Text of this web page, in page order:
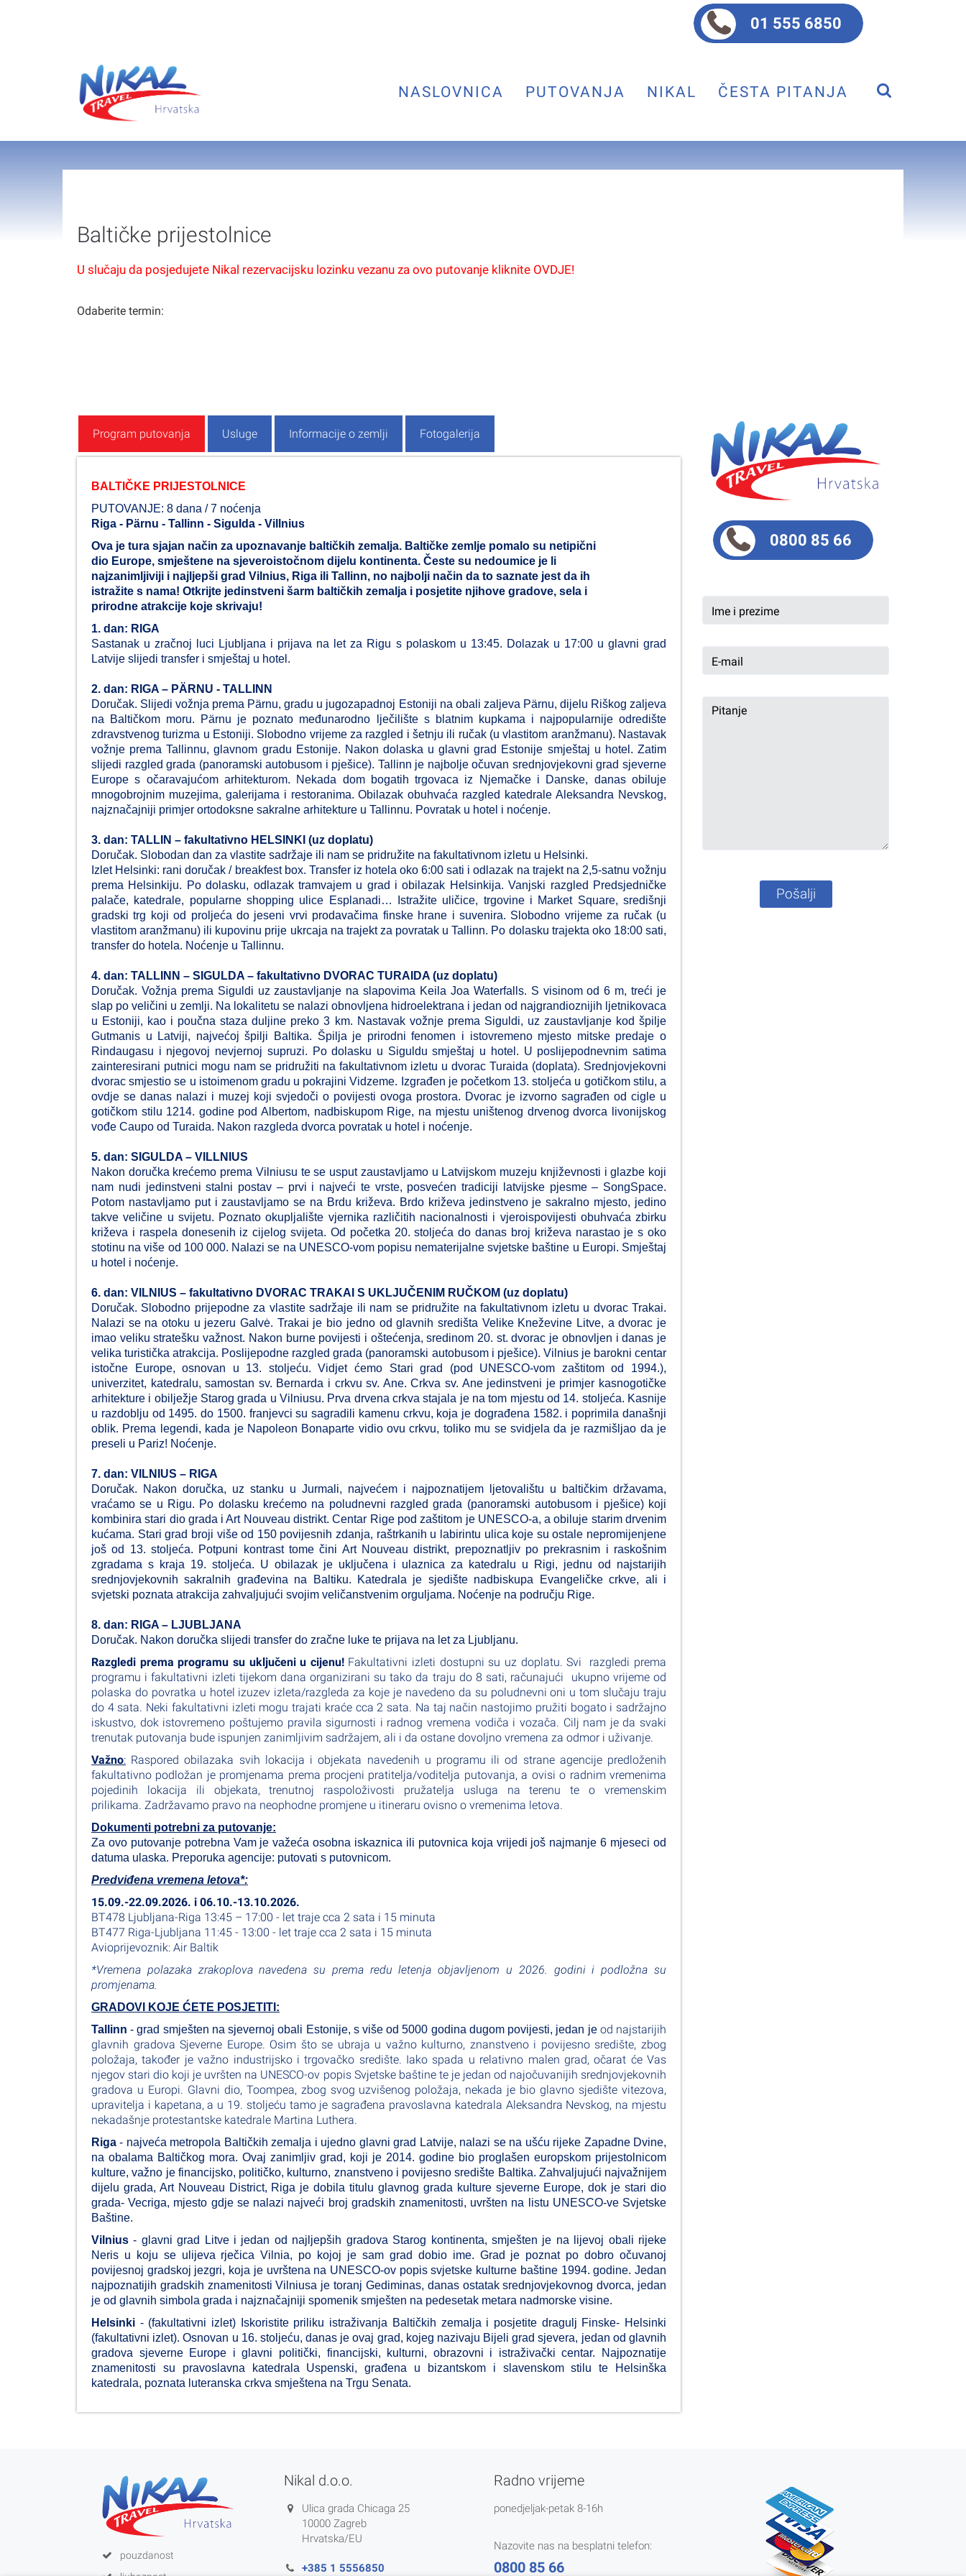
01 555 6850
NASLOVNICA PUTOVANJA NIKAL ČESTA PITANJA
Baltičke prijestolnice
U slučaju da posjedujete Nikal rezervacijsku lozinku vezanu za ovo putovanje kliknite OVDJE!
Odaberite termin:
Program putovanja Usluge Informacije o zemlji Fotogalerija
BALTIČKE PRIJESTOLNICE
PUTOVANJE: 8 dana / 7 noćenja
Riga - Pärnu - Tallinn - Sigulda - Villnius
Ova je tura sjajan način za upoznavanje baltičkih zemalja. Baltičke zemlje pomalo su netipični
dio Europe, smještene na sjeveroistočnom dijelu kontinenta. Česte su nedoumice je li
najzanimljiviji i najljepši grad Vilnius, Riga ili Tallinn, no najbolji način da to saznate jest da ih
istražite s nama! Otkrijte jedinstveni šarm baltičkih zemalja i posjetite njihove gradove, sela i
prirodne atrakcije koje skrivaju!
1. dan: RIGA
Sastanak u zračnoj luci Ljubljana i prijava na let za Rigu s polaskom u 13:45. Dolazak u 17:00 u glavni grad
Latvije slijedi transfer i smještaj u hotel.
2. dan: RIGA – PÄRNU - TALLINN
Doručak. Slijedi vožnja prema Pärnu, gradu u jugozapadnoj Estoniji na obali zaljeva Pärnu, dijelu Riškog zaljeva
na Baltičkom moru. Pärnu je poznato međunarodno lječilište s blatnim kupkama i najpopularnije odredište
zdravstvenog turizma u Estoniji. Slobodno vrijeme za razgled i šetnju ili ručak (u vlastitom aranžmanu). Nastavak
vožnje prema Tallinnu, glavnom gradu Estonije. Nakon dolaska u glavni grad Estonije smještaj u hotel. Zatim
slijedi razgled grada (panoramski autobusom i pješice). Tallinn je najbolje očuvan srednjovjekovni grad sjeverne
Europe s očaravajućom arhitekturom. Nekada dom bogatih trgovaca iz Njemačke i Danske, danas obiluje
mnogobrojnim muzejima, galerijama i restoranima. Obilazak obuhvaća razgled katedrale Aleksandra Nevskog,
najznačajniji primjer ortodoksne sakralne arhitekture u Tallinnu. Povratak u hotel i noćenje.
3. dan: TALLIN – fakultativno HELSINKI (uz doplatu)
Doručak. Slobodan dan za vlastite sadržaje ili nam se pridružite na fakultativnom izletu u Helsinki.
Izlet Helsinki: rani doručak / breakfest box. Transfer iz hotela oko 6:00 sati i odlazak na trajekt na 2,5-satnu vožnju
prema Helsinkiju. Po dolasku, odlazak tramvajem u grad i obilazak Helsinkija. Vanjski razgled Predsjedničke
palače, katedrale, popularne shopping ulice Esplanadi… Istražite uličice, trgovine i Market Square, središnji
gradski trg koji od proljeća do jeseni vrvi prodavačima finske hrane i suvenira. Slobodno vrijeme za ručak (u
vlastitom aranžmanu) ili kupovinu prije ukrcaja na trajekt za povratak u Tallinn. Po dolasku trajekta oko 18:00 sati,
transfer do hotela. Noćenje u Tallinnu.
4. dan: TALLINN – SIGULDA – fakultativno DVORAC TURAIDA (uz doplatu)
Doručak. Vožnja prema Siguldi uz zaustavljanje na slapovima Keila Joa Waterfalls. S visinom od 6 m, treći je
slap po veličini u zemlji. Na lokalitetu se nalazi obnovljena hidroelektrana i jedan od najgrandioznijih ljetnikovaca
u Estoniji, kao i poučna staza duljine preko 3 km. Nastavak vožnje prema Siguldi, uz zaustavljanje kod špilje
Gutmanis u Latviji, najvećoj špilji Baltika. Špilja je prirodni fenomen i istovremeno mjesto mitske predaje o
Rindaugasu i njegovoj nevjernoj supruzi. Po dolasku u Siguldu smještaj u hotel. U poslijepodnevnim satima
zainteresirani putnici mogu nam se pridružiti na fakultativnom izletu u dvorac Turaida (doplata). Srednjovjekovni
dvorac smjestio se u istoimenom gradu u pokrajini Vidzeme. Izgrađen je početkom 13. stoljeća u gotičkom stilu, a
ovdje se danas nalazi i muzej koji svjedoči o povijesti ovoga prostora. Dvorac je izvorno sagrađen od cigle u
gotičkom stilu 1214. godine pod Albertom, nadbiskupom Rige, na mjestu uništenog drvenog dvorca livonijskog
vođe Caupo od Turaida. Nakon razgleda dvorca povratak u hotel i noćenje.
5. dan: SIGULDA – VILLNIUS
Nakon doručka krećemo prema Vilniusu te se usput zaustavljamo u Latvijskom muzeju književnosti i glazbe koji
nam nudi jedinstveni stalni postav – prvi i najveći te vrste, posvećen tradiciji latvijske pjesme – SongSpace.
Potom nastavljamo put i zaustavljamo se na Brdu križeva. Brdo križeva jedinstveno je sakralno mjesto, jedino
takve veličine u svijetu. Poznato okupljalište vjernika različitih nacionalnosti i vjeroispovijesti obuhvaća zbirku
križeva i raspela donesenih iz cijelog svijeta. Od početka 20. stoljeća do danas broj križeva narastao je s oko
stotinu na više od 100 000. Nalazi se na UNESCO-vom popisu nematerijalne svjetske baštine u Europi. Smještaj
u hotel i noćenje.
6. dan: VILNIUS – fakultativno DVORAC TRAKAI S UKLJUČENIM RUČKOM (uz doplatu)
Doručak. Slobodno prijepodne za vlastite sadržaje ili nam se pridružite na fakultativnom izletu u dvorac Trakai.
Nalazi se na otoku u jezeru Galvė. Trakai je bio jedno od glavnih središta Velike Kneževine Litve, a dvorac je
imao veliku stratešku važnost. Nakon burne povijesti i oštećenja, sredinom 20. st. dvorac je obnovljen i danas je
velika turistička atrakcija. Poslijepodne razgled grada (panoramski autobusom i pješice). Vilnius je barokni centar
istočne Europe, osnovan u 13. stoljeću. Vidjet ćemo Stari grad (pod UNESCO-vom zaštitom od 1994.),
univerzitet, katedralu, samostan sv. Bernarda i crkvu sv. Ane. Crkva sv. Ane jedinstveni je primjer kasnogotičke
arhitekture i obilježje Starog grada u Vilniusu. Prva drvena crkva stajala je na tom mjestu od 14. stoljeća. Kasnije
u razdoblju od 1495. do 1500. franjevci su sagradili kamenu crkvu, koja je dograđena 1582. i poprimila današnji
oblik. Prema legendi, kada je Napoleon Bonaparte vidio ovu crkvu, toliko mu se svidjela da je razmišljao da je
preseli u Pariz! Noćenje.
7. dan: VILNIUS – RIGA
Doručak. Nakon doručka, uz stanku u Jurmali, najvećem i najpoznatijem ljetovalištu u baltičkim državama,
vraćamo se u Rigu. Po dolasku krećemo na poludnevni razgled grada (panoramski autobusom i pješice) koji
kombinira stari dio grada i Art Nouveau distrikt. Centar Rige pod zaštitom je UNESCO-a, a obiluje starim drvenim
kućama. Stari grad broji više od 150 povijesnih zdanja, raštrkanih u labirintu ulica koje su ostale nepromijenjene
još od 13. stoljeća. Potpuni kontrast tome čini Art Nouveau distrikt, prepoznatljiv po prekrasnim i raskošnim
zgradama s kraja 19. stoljeća. U obilazak je uključena i ulaznica za katedralu u Rigi, jednu od najstarijih
srednjovjekovnih sakralnih građevina na Baltiku. Katedrala je sjedište nadbiskupa Evangeličke crkve, ali i
svjetski poznata atrakcija zahvaljujući svojim veličanstvenim orguljama. Noćenje na području Rige.
8. dan: RIGA – LJUBLJANA
Doručak. Nakon doručka slijedi transfer do zračne luke te prijava na let za Ljubljanu.
Razgledi prema programu su uključeni u cijenu! Fakultativni izleti dostupni su uz doplatu. Svi razgledi prema
programu i fakultativni izleti tijekom dana organizirani su tako da traju do 8 sati, računajući ukupno vrijeme od
polaska do povratka u hotel izuzev izleta/razgleda za koje je navedeno da su poludnevni oni u tom slučaju traju
do 4 sata. Neki fakultativni izleti mogu trajati kraće cca 2 sata. Na taj način nastojimo pružiti bogato i sadržajno
iskustvo, dok istovremeno poštujemo pravila sigurnosti i radnog vremena vodiča i vozača. Cilj nam je da svaki
trenutak putovanja bude ispunjen zanimljivim sadržajem, ali i da ostane dovoljno vremena za odmor i uživanje.
Važno: Raspored obilazaka svih lokacija i objekata navedenih u programu ili od strane agencije predloženih
fakultativno podložan je promjenama prema procjeni pratitelja/voditelja putovanja, a ovisi o radnim vremenima
pojedinih lokacija ili objekata, trenutnoj raspoloživosti pružatelja usluga na terenu te o vremenskim
prilikama. Zadržavamo pravo na neophodne promjene u itineraru ovisno o vremenima letova.
Dokumenti potrebni za putovanje:
Za ovo putovanje potrebna Vam je važeća osobna iskaznica ili putovnica koja vrijedi još najmanje 6 mjeseci od
datuma ulaska. Preporuka agencije: putovati s putovnicom.
Predviđena vremena letova*:
15.09.-22.09.2026. i 06.10.-13.10.2026.
BT478 Ljubljana-Riga 13:45 – 17:00 - let traje cca 2 sata i 15 minuta
BT477 Riga-Ljubljana 11:45 - 13:00 - let traje cca 2 sata i 15 minuta
Avioprijevoznik: Air Baltik
*Vremena polazaka zrakoplova navedena su prema redu letenja objavljenom u 2026. godini i podložna su
promjenama.
GRADOVI KOJE ĆETE POSJETITI:
Tallinn - grad smješten na sjevernoj obali Estonije, s više od 5000 godina dugom povijesti, jedan je od najstarijih
glavnih gradova Sjeverne Europe. Osim što se ubraja u važno kulturno, znanstveno i povijesno središte, zbog
položaja, također je važno industrijsko i trgovačko središte. Iako spada u relativno malen grad, očarat će Vas
njegov stari dio koji je uvršten na UNESCO-ov popis Svjetske baštine te je jedan od najočuvanijih srednjovjekovnih
gradova u Europi. Glavni dio, Toompea, zbog svog uzvišenog položaja, nekada je bio glavno sjedište vitezova,
upravitelja i kapetana, a u 19. stoljeću tamo je sagrađena pravoslavna katedrala Aleksandra Nevskog, na mjestu
nekadašnje protestantske katedrale Martina Luthera.
Riga - najveća metropola Baltičkih zemalja i ujedno glavni grad Latvije, nalazi se na ušću rijeke Zapadne Dvine,
na obalama Baltičkog mora. Ovaj zanimljiv grad, koji je 2014. godine bio proglašen europskom prijestolnicom
kulture, važno je financijsko, političko, kulturno, znanstveno i povijesno središte Baltika. Zahvaljujući najvažnijem
dijelu grada, Art Nouveau District, Riga je dobila titulu glavnog grada kulture sjeverne Europe, dok je stari dio
grada- Vecriga, mjesto gdje se nalazi najveći broj gradskih znamenitosti, uvršten na listu UNESCO-ve Svjetske
Baštine.
Vilnius - glavni grad Litve i jedan od najljepših gradova Starog kontinenta, smješten je na lijevoj obali rijeke
Neris u koju se ulijeva rječica Vilnia, po kojoj je sam grad dobio ime. Grad je poznat po dobro očuvanoj
povijesnoj gradskoj jezgri, koja je uvrštena na UNESCO-ov popis svjetske kulturne baštine 1994. godine. Jedan
najpoznatijih gradskih znamenitosti Vilniusa je toranj Gediminas, danas ostatak srednjovjekovnog dvorca, jedan
je od glavnih simbola grada i najznačajniji spomenik smješten na pedesetak metara nadmorske visine.
Helsinki - (fakultativni izlet) Iskoristite priliku istraživanja Baltičkih zemalja i posjetite dragulj Finske- Helsinki
(fakultativni izlet). Osnovan u 16. stoljeću, danas je ovaj grad, kojeg nazivaju Bijeli grad sjevera, jedan od glavnih
gradova sjeverne Europe i glavni politički, financijski, kulturni, obrazovni i istraživački centar. Najpoznatije
znamenitosti su pravoslavna katedrala Uspenski, građena u bizantskom i slavenskom stilu te Helsinška
katedrala, poznata luteranska crkva smještena na Trgu Senata.
0800 85 66
Pošalji
pouzdanost
Nikal d.o.o.
Ulica grada Chicaga 25
10000 Zagreb
Hrvatska/EU
+385 1 5556850
Radno vrijeme
ponedjeljak-petak 8-16h
Nazovite nas na besplatni telefon:
0800 85 66